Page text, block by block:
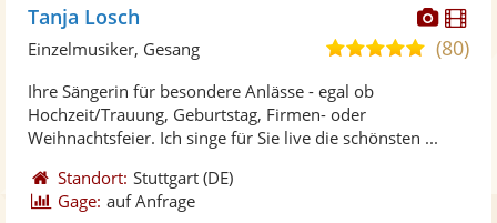
Tanja Losch
5,0(80)
Einzelmusiker, Gesang
Ihre Sängerin für besondere Anlässe - egal ob
Hochzeit/Trauung, Geburtstag, Firmen- oder
Weihnachtsfeier. Ich singe für Sie live die schönsten ...
Standort: Stuttgart (DE)
Gage: auf Anfrage